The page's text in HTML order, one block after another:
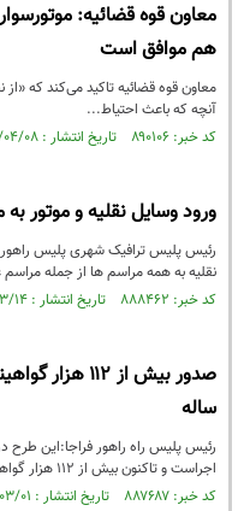
معاون قوه قضائیه:
هم موافق است
معاون قوه قضائیه تاکید می‌کند که
آنچه که باعث احتیاط...
کد خبر: ۸۹۰۱۰۶ تاریخ انتشار : ۱۴۰۵/۰۴/۰۸
ورود وسایل نقلیه و موتور
رئیس پلیس ترافیک شهری پلیس
نقلیه به همه مراسم ها از جمله
کد خبر: ۸۸۸۴۶۲ تاریخ انتشار : ۱۴۰۵/۰۳/۱۴
ساله
رئیس پلیس راه راهور فراجا:این طرح
اجراست و تاکنون بیش از ۱۱۲ هزار گواهینامه ...
کد خبر: ۸۸۷۶۸۷ تاریخ انتشار : ۱۴۰۵/۰۳/۰۱